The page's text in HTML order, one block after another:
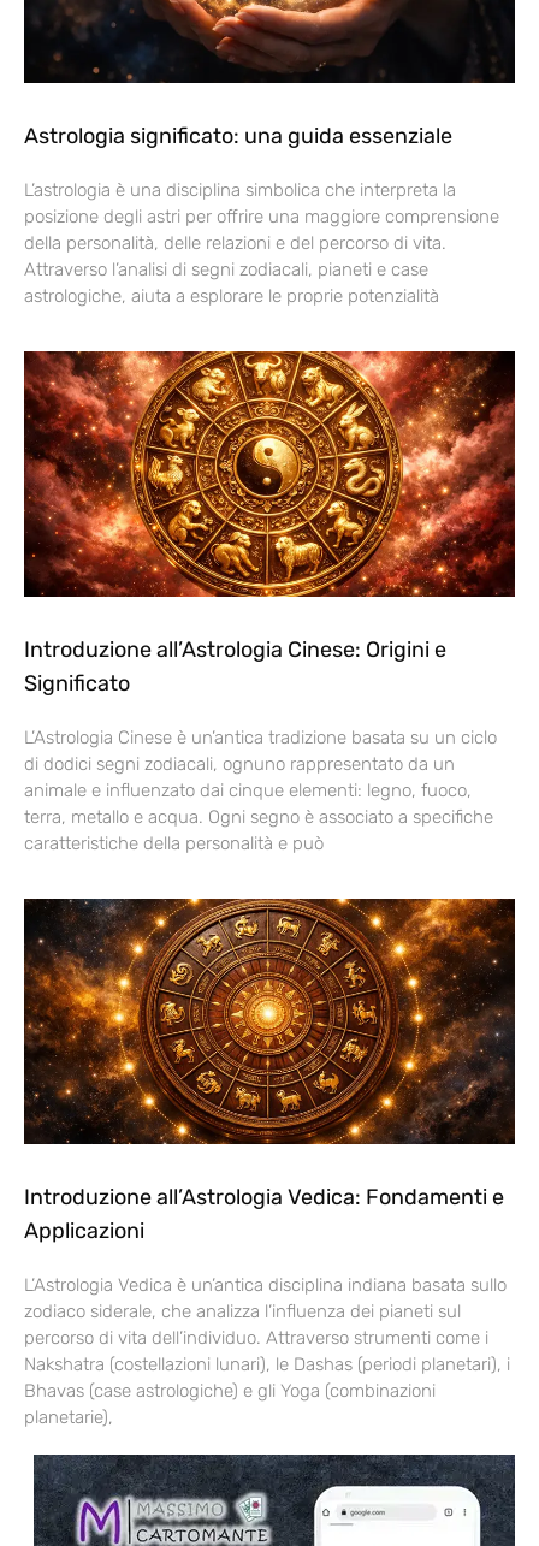
Astrologia significato: una guida essenziale
L’astrologia è una disciplina simbolica che interpreta la
posizione degli astri per offrire una maggiore comprensione
della personalità, delle relazioni e del percorso di vita.
Attraverso l’analisi di segni zodiacali, pianeti e case
astrologiche, aiuta a esplorare le proprie potenzialità
Introduzione all’Astrologia Cinese: Origini e
Significato
L’Astrologia Cinese è un’antica tradizione basata su un ciclo
di dodici segni zodiacali, ognuno rappresentato da un
animale e influenzato dai cinque elementi: legno, fuoco,
terra, metallo e acqua. Ogni segno è associato a specifiche
caratteristiche della personalità e può
Introduzione all’Astrologia Vedica: Fondamenti e
Applicazioni
L’Astrologia Vedica è un’antica disciplina indiana basata sullo
zodiaco siderale, che analizza l’influenza dei pianeti sul
percorso di vita dell’individuo. Attraverso strumenti come i
Nakshatra (costellazioni lunari), le Dashas (periodi planetari), i
Bhavas (case astrologiche) e gli Yoga (combinazioni
planetarie),